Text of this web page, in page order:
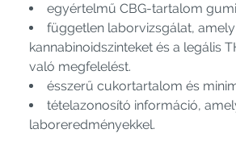
egyértelmű CBG-tartalom
független laborvizsgálat,
kannabinoidszinteket és a legális
való megfelelést.
ésszerű cukortartalom és
tételazonosító információ,
laboreredményekkel.